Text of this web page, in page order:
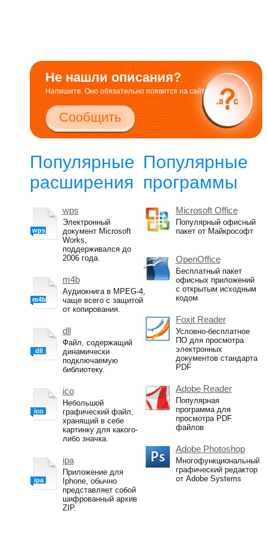
Не нашли описания?
Напишите. Оно обязательно появится на сайте.
Сообщить
Популярные
расширения
wps
wps
Электронный
документ Microsoft
Works,
поддерживался до
2006 года.
m4b
m4b
Аудиокнига в MPEG-4,
чаще всего с защитой
от копирования.
dll
dll
Файл, содержащий
динамически
подключаемую
библиотеку.
ico
ico
Небольшой
графический файл,
хранящий в себе
картинку для какого-
либо значка.
ipa
ipa
Приложение для
Iphone, обычно
представляет собой
шифрованный архив
ZIP.
Популярные
программы
Microsoft Office
Популярный офисный
пакет от Майкрософт
OpenOffice
Бесплатный пакет
офисных приложений
с открытым исходным
кодом
Foxit Reader
Условно-бесплатное
ПО для просмотра
электронных
документов стандарта
PDF
Adobe Reader
Популярная
программа для
просмотра PDF
файлов
Adobe Photoshop
Многофункциональный
графический редактор
от Adobe Systems